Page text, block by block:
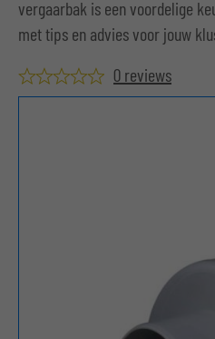
vergaarbak is een voordelige
met tips en advies voor jouw
0 reviews